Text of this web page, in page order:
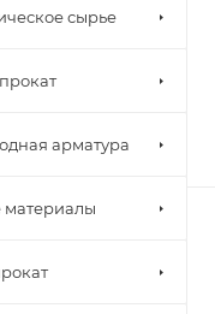
сырье
арматура